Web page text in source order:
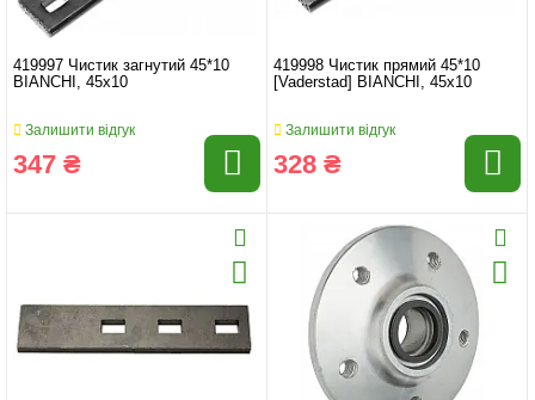
419997 Чистик загнутий 45*10
BIANCHI, 45x10
Залишити відгук
347 ₴
419998 Чистик прямий 45*10
[Vaderstad] BIANCHI, 45x10
Залишити відгук
328 ₴